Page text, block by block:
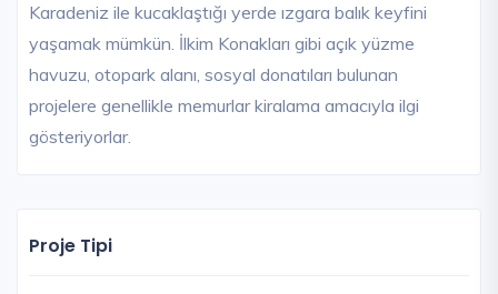
Karadeniz ile kucaklaştığı yerde ızgara balık keyfini
yaşamak mümkün. İlkim Konakları gibi açık yüzme
havuzu, otopark alanı, sosyal donatıları bulunan
projelere genellikle memurlar kiralama amacıyla ilgi
gösteriyorlar.
Proje Tipi